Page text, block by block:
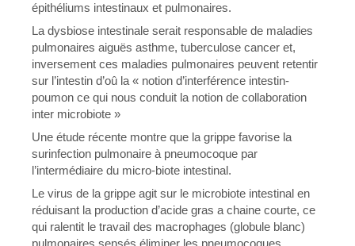
épithéliums intestinaux et pulmonaires.
La dysbiose intestinale serait responsable de maladies
pulmonaires aiguës asthme, tuberculose cancer et,
inversement ces maladies pulmonaires peuvent retentir
sur l’intestin d’oû la « notion d’interférence intestin-
poumon ce qui nous conduit la notion de collaboration
inter microbiote »
Une étude récente montre que la grippe favorise la
surinfection pulmonaire à pneumocoque par
l’intermédiaire du micro-biote intestinal.
Le virus de la grippe agit sur le microbiote intestinal en
réduisant la production d’acide gras a chaine courte, ce
qui ralentit le travail des macrophages (globule blanc)
pulmonaires sensés éliminer les pneumocoques.